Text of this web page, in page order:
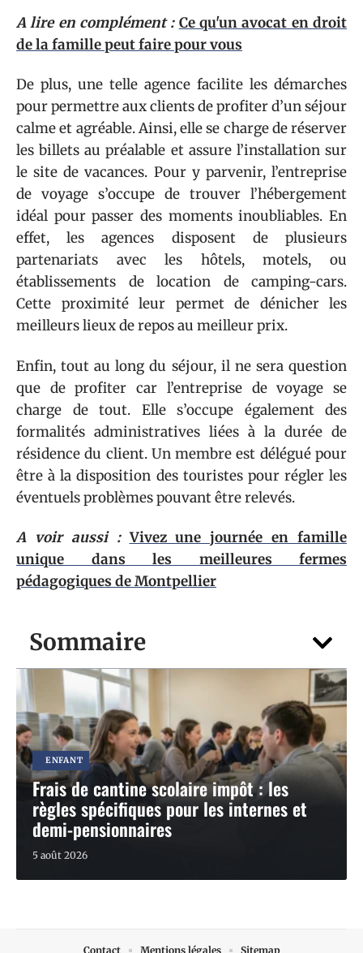
Sommaire
ENFANT
Frais de cantine scolaire impôt : les
règles spécifiques pour les internes et
demi-pensionnaires
5 août 2026
A lire en complément : Ce qu'un avocat en droit
de la famille peut faire pour vous
De plus, une telle agence facilite les démarches
pour permettre aux clients de profiter d’un séjour
calme et agréable. Ainsi, elle se charge de réserver
les billets au préalable et assure l’installation sur
le site de vacances. Pour y parvenir, l’entreprise
de voyage s’occupe de trouver l’hébergement
idéal pour passer des moments inoubliables. En
effet, les agences disposent de plusieurs
partenariats avec les hôtels, motels, ou
établissements de location de camping-cars.
Cette proximité leur permet de dénicher les
meilleurs lieux de repos au meilleur prix.
Enfin, tout au long du séjour, il ne sera question
que de profiter car l’entreprise de voyage se
charge de tout. Elle s’occupe également des
formalités administratives liées à la durée de
résidence du client. Un membre est délégué pour
être à la disposition des touristes pour régler les
éventuels problèmes pouvant être relevés.
A voir aussi : Vivez une journée en famille
unique dans les meilleures fermes
pédagogiques de Montpellier
Contact Mentions légales Sitemap